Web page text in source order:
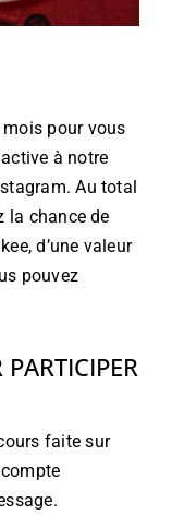
pour vous
à notre
Au total
la chance de
d’une valeur
pouvez
faite sur